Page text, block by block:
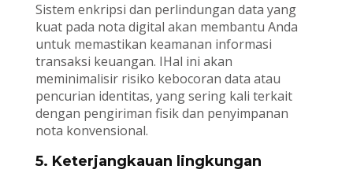
Sistem enkripsi dan perlindungan data yang
kuat pada nota digital akan membantu Anda
untuk memastikan keamanan informasi
transaksi keuangan. IHal ini akan
meminimalisir risiko kebocoran data atau
pencurian identitas, yang sering kali terkait
dengan pengiriman fisik dan penyimpanan
nota konvensional.
5. Keterjangkauan lingkungan